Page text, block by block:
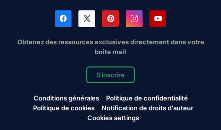
Obtenez des ressources exclusives directement dans votre
boîte mail
S'inscrire
Conditions générales
Politique de confidentialité
Politique de cookies
Notification de droits d'auteur
Cookies settings